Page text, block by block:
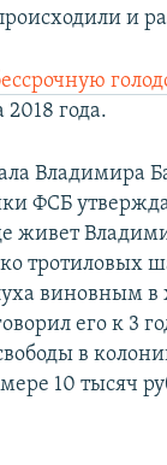
и
2018 года.
Владимира
ФСБ
живет
тротиловых
виновным в
его к 3
в
10 тысяч